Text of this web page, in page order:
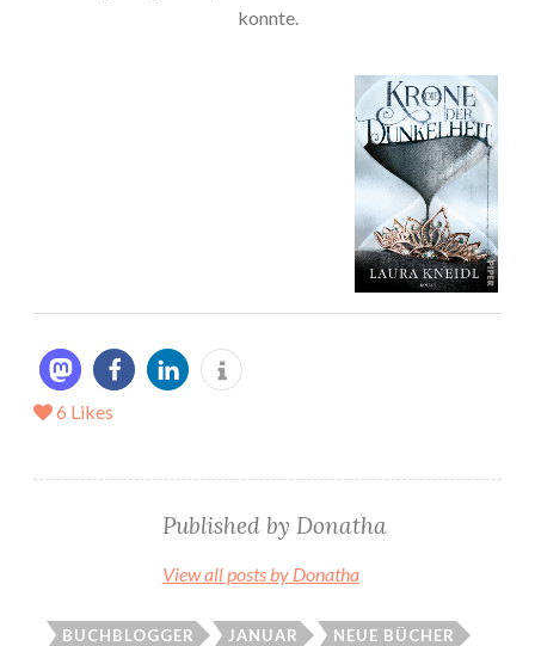
konnte.
6 Likes
Published by Donatha
View all posts by Donatha
BUCHBLOGGER JANUAR NEUE BÜCHER